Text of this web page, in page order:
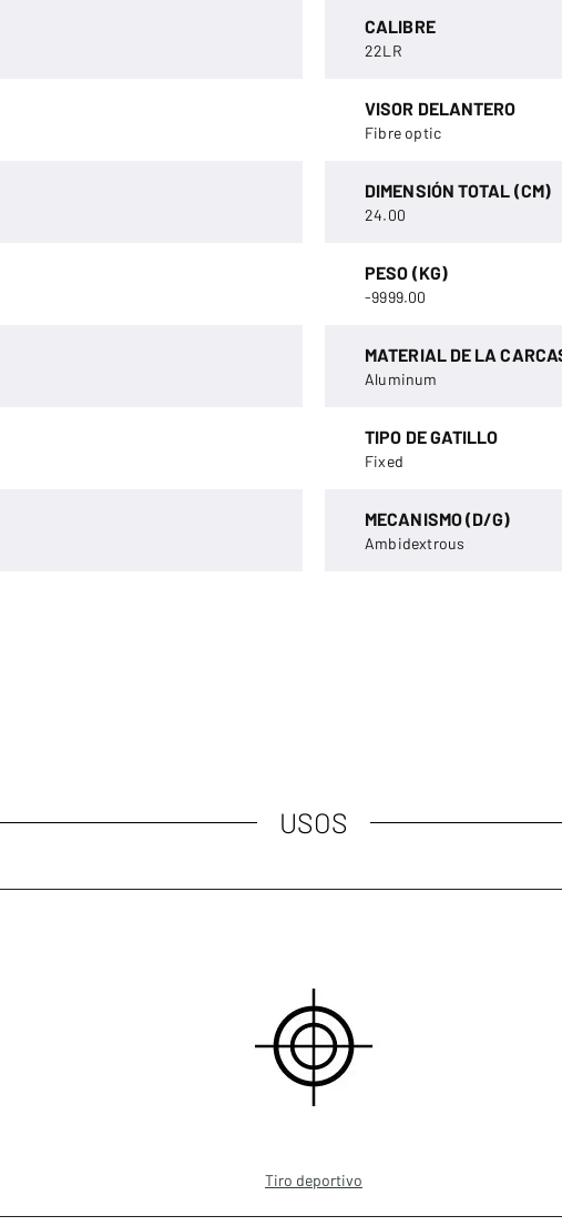
CALIBRE
22LR
VISOR DELANTERO
Fibre optic
DIMENSIÓN TOTAL (CM)
24.00
PESO (KG)
-9999.00
MATERIAL DE LA
Aluminum
TIPO DE GATILLO
Fixed
MECANISMO (D/G)
Ambidextrous
USOS
Tiro deportivo